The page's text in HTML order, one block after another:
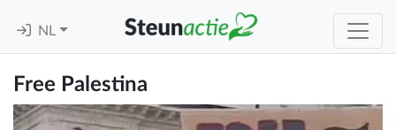
NL
Free Palestina